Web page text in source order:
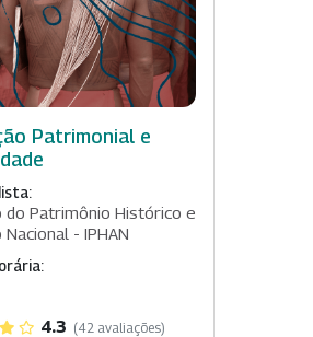
Patrimonial e
Patrimônio Histórico e
- IPHAN
4.3 (42 avaliações)